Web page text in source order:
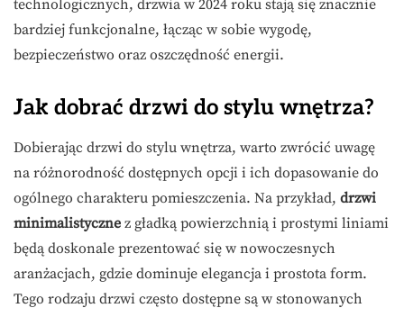
technologicznych, drzwia w 2024 roku stają się znacznie
bardziej funkcjonalne, łącząc w sobie wygodę,
bezpieczeństwo oraz oszczędność energii.
Jak dobrać drzwi do stylu wnętrza?
Dobierając drzwi do stylu wnętrza, warto zwrócić uwagę
na różnorodność dostępnych opcji i ich dopasowanie do
ogólnego charakteru pomieszczenia. Na przykład, drzwi
minimalistyczne z gładką powierzchnią i prostymi liniami
będą doskonale prezentować się w nowoczesnych
aranżacjach, gdzie dominuje elegancja i prostota form.
Tego rodzaju drzwi często dostępne są w stonowanych